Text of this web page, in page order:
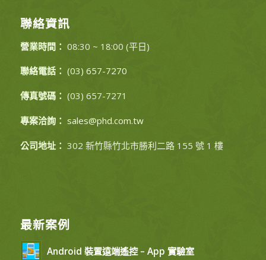
聯絡資訊
營業時間： 08:30 ~ 18:00 (平日)
聯絡電話： (03) 657-7270
傳真號碼： (03) 657-7271
專案洽詢： sales@phd.com.tw
公司地址： 302 新竹縣竹北市勝利二路 155 號 1 樓
最新案例
Android 裝置遠端遙控 – App 實驗室